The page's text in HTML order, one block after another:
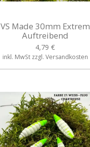
VS Made 30mm Extrem
Auftreibend
4,79 €
inkl. MwSt zzgl. Versandkosten